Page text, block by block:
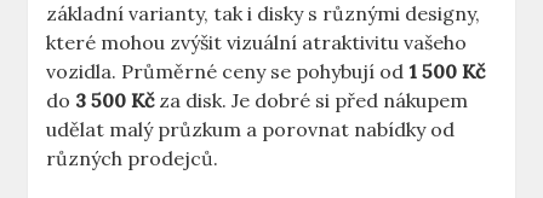
základní⁤ varianty, tak i disky s různými designy,
které mohou zvýšit vizuální atraktivitu vašeho
vozidla. Průměrné ceny⁤ se pohybují od 1⁢ 500 Kč
⁢do 3 500 Kčza disk. Je dobré si před ⁢nákupem
udělat malý průzkum a ‌porovnat nabídky od‍
různých prodejců.